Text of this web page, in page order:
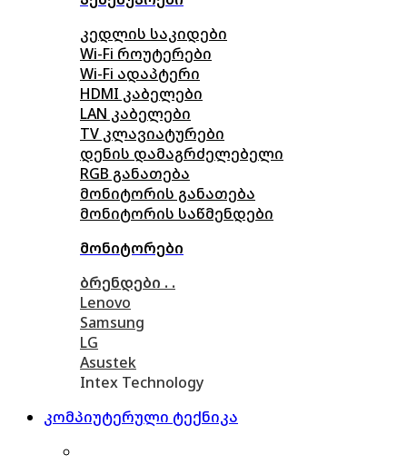
კედლის საკიდები
Wi-Fi როუტერები
Wi-Fi ადაპტერი
HDMI კაბელები
LAN კაბელები
TV კლავიატურები
დენის დამაგრძელებელი
RGB განათება
მონიტორის განათება
მონიტორის საწმენდები
მონიტორები
ბრენდები . .
Lenovo
Samsung
LG
Asustek
Intex Technology
კომპიუტერული ტექნიკა